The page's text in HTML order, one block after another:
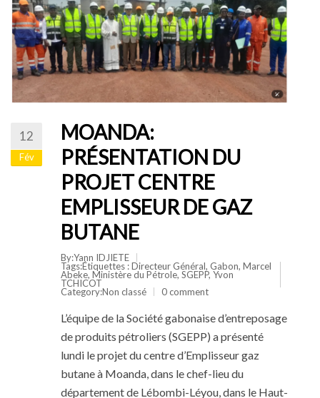
12
Fév
MOANDA:
PRÉSENTATION DU
PROJET CENTRE
EMPLISSEUR DE GAZ
BUTANE
By:Yann IDJIETE
Tags:Étiquettes :Directeur Général, Gabon, Marcel
Abeke, Ministère du Pétrole, SGEPP, Yvon
TCHICOT
Category:Non classé 0 comment
L’équipe de la Société gabonaise d’entreposage
de produits pétroliers (SGEPP) a présenté
lundi le projet du centre d’Emplisseur gaz
butane à Moanda, dans le chef-lieu du
département de Lébombi-Léyou, dans le Haut-